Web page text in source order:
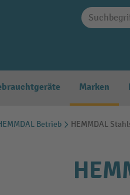
Marken
Betrieb HEMMDAL